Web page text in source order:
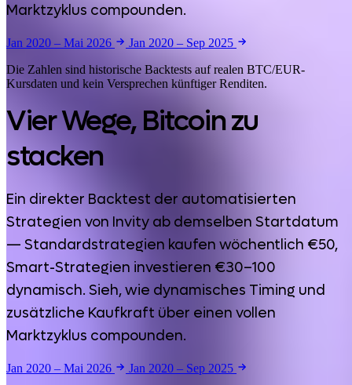
Marktzyklus compounden.
Jan 2020 – Mai 2026
Jan 2020 – Sep 2025
Die Zahlen sind historische Backtests auf realen BTC/EUR-
Kursdaten und kein Versprechen künftiger Renditen.
Vier Wege, Bitcoin zu
stacken
Ein direkter Backtest der automatisierten
Strategien von Invity ab demselben Startdatum
— Standardstrategien kaufen wöchentlich €50,
Smart-Strategien investieren €30–100
dynamisch. Sieh, wie dynamisches Timing und
zusätzliche Kaufkraft über einen vollen
Marktzyklus compounden.
Jan 2020 – Mai 2026
Jan 2020 – Sep 2025